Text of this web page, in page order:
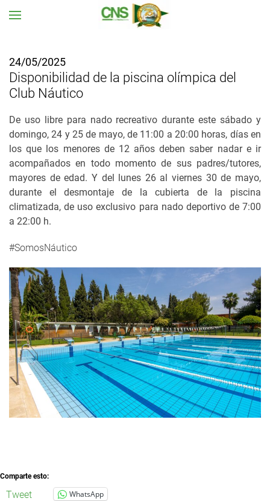
24/05/2025
Disponibilidad de la piscina olímpica del
Club Náutico
De uso libre para nado recreativo durante este sábado y
domingo, 24 y 25 de mayo, de 11:00 a 20:00 horas, días en
los que los menores de 12 años deben saber nadar e ir
acompañados en todo momento de sus padres/tutores,
mayores de edad. Y del lunes 26 al viernes 30 de mayo,
durante el desmontaje de la cubierta de la piscina
climatizada, de uso exclusivo para nado deportivo de 7:00
a 22:00 h.
#SomosNáutico
Comparte esto:
Tweet WhatsApp